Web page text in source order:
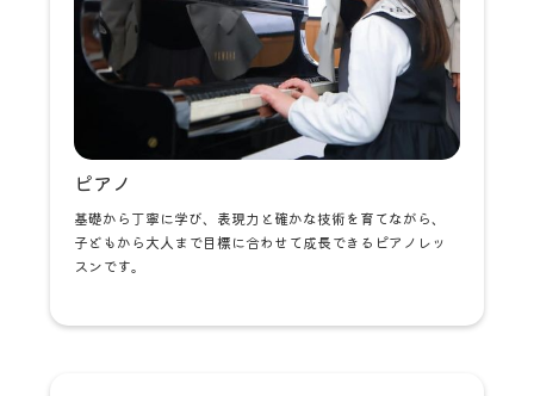
ピアノ
基礎から丁寧に学び、表現力と確かな技術を育てながら、
子どもから大人まで目標に合わせて成長できるピアノレッ
スンです。